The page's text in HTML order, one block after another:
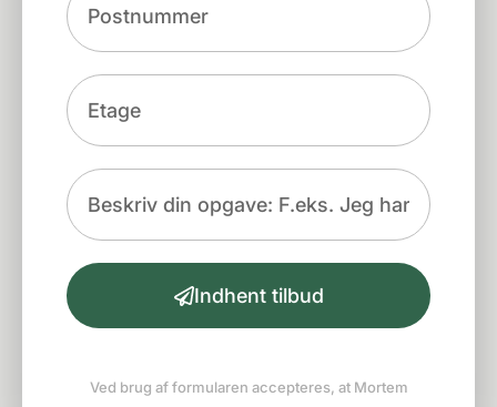
Indhent tilbud
Ved brug af formularen accepteres, at Mortem